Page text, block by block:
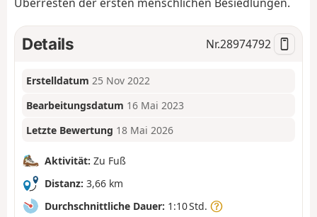
Details Nr.28974792
Erstelldatum 25 Nov 2022
Bearbeitungsdatum 16 Mai 2023
Letzte Bewertung 18 Mai 2026
Aktivität: Zu Fuß
Distanz: 3,66 km
Durchschnittliche Dauer: 1:10 Std.